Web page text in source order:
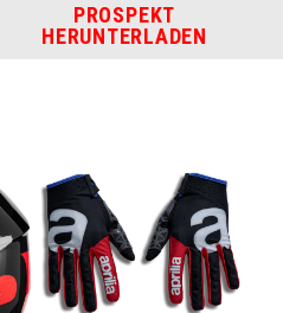
PROSPEKT
HERUNTERLADEN